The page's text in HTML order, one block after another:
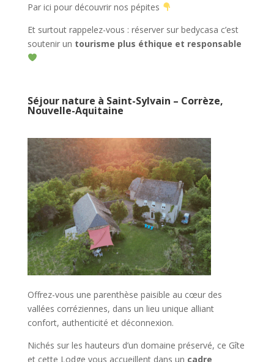
Par ici pour découvrir nos pépites
Et surtout rappelez-vous : réserver sur bedycasa c’est
soutenir un tourisme plus éthique et responsable
Séjour nature à Saint-Sylvain – Corrèze,
Nouvelle-Aquitaine
Offrez-vous une parenthèse paisible au cœur des
vallées corréziennes, dans un lieu unique alliant
confort, authenticité et déconnexion.
Nichés sur les hauteurs d’un domaine préservé, ce Gîte
et cette Lodge vous accueillent dans un cadre